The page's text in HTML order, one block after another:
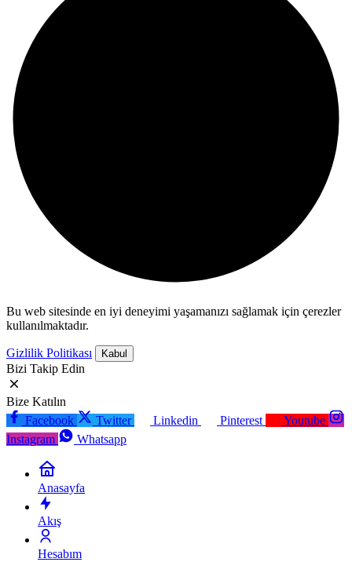
Bu web sitesinde en iyi deneyimi yaşamanızı sağlamak için çerezler
kullanılmaktadır.
Gizlilik Politikası Kabul
Bizi Takip Edin
Bize Katılın
Facebook
Twitter Linkedin Pinterest
Youtube
Instagram
Whatsapp
Anasayfa
Akış
Hesabım